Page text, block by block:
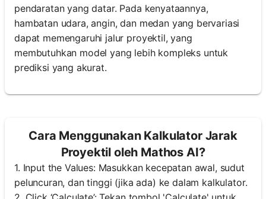
pendaratan yang datar. Pada kenyataannya,
hambatan udara, angin, dan medan yang bervariasi
dapat memengaruhi jalur proyektil, yang
membutuhkan model yang lebih kompleks untuk
prediksi yang akurat.
Cara Menggunakan Kalkulator Jarak
Proyektil oleh Mathos AI?
1. Input the Values: Masukkan kecepatan awal, sudut
peluncuran, dan tinggi (jika ada) ke dalam kalkulator.